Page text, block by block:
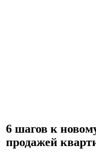
6 шагов к
продажей